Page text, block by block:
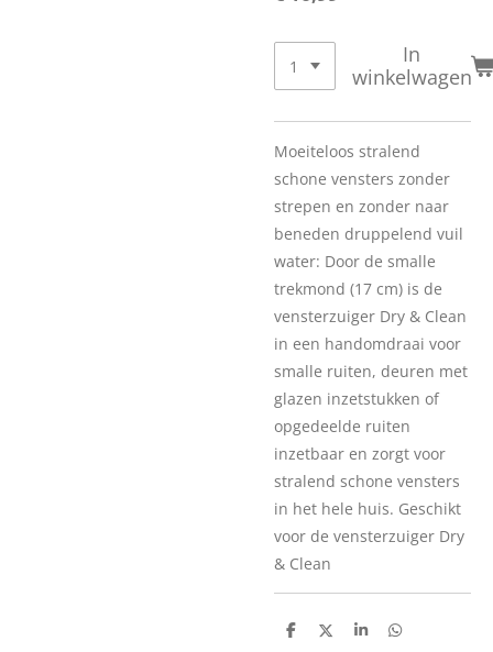
In
winkelwagen
Moeiteloos stralend
schone vensters zonder
strepen en zonder naar
beneden druppelend vuil
water: Door de smalle
trekmond (17 cm) is de
vensterzuiger Dry & Clean
in een handomdraai voor
smalle ruiten, deuren met
glazen inzetstukken of
opgedeelde ruiten
inzetbaar en zorgt voor
stralend schone vensters
in het hele huis. Geschikt
voor de vensterzuiger Dry
& Clean
D
D
S
D